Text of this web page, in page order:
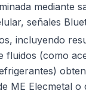
mediante
señales
incluyendo
fluidos (como
ME Elecmetal o